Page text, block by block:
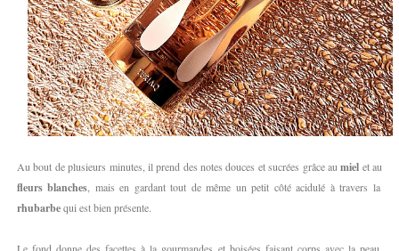
Au bout de plusieurs minutes, il prend des notes douces et sucrées grâce aumiel et au
fleurs blanches, mais en gardant tout de même un petit côté acidulé à travers la
rhubarbequi est bien présente.